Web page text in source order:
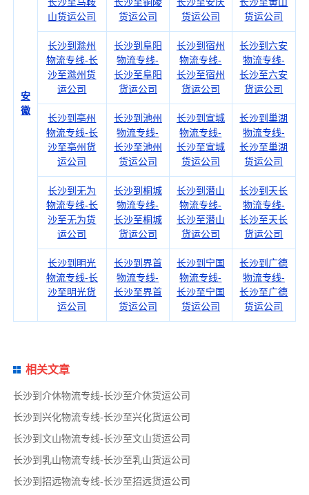
安
徽
山货运公司
货运公司
货运公司
货运公司
长沙到滁州
物流专线-长
沙至滁州货
运公司
长沙到阜阳
物流专线-
长沙至阜阳
货运公司
长沙到宿州
物流专线-
长沙至宿州
货运公司
长沙到六安
物流专线-
长沙至六安
货运公司
长沙到亳州
物流专线-长
沙至亳州货
运公司
长沙到池州
物流专线-
长沙至池州
货运公司
长沙到宣城
物流专线-
长沙至宣城
货运公司
长沙到巢湖
物流专线-
长沙至巢湖
货运公司
长沙到无为
物流专线-长
沙至无为货
运公司
长沙到桐城
物流专线-
长沙至桐城
货运公司
长沙到潜山
物流专线-
长沙至潜山
货运公司
长沙到天长
物流专线-
长沙至天长
货运公司
长沙到明光
物流专线-长
沙至明光货
运公司
长沙到界首
物流专线-
长沙至界首
货运公司
长沙到宁国
物流专线-
长沙至宁国
货运公司
长沙到广德
物流专线-
长沙至广德
货运公司
相关文章
长沙到介休物流专线-长沙至介休货运公司
长沙到兴化物流专线-长沙至兴化货运公司
长沙到文山物流专线-长沙至文山货运公司
长沙到乳山物流专线-长沙至乳山货运公司
长沙到招远物流专线-长沙至招远货运公司